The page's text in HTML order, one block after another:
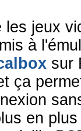
les jeux
à
sur
ça
en